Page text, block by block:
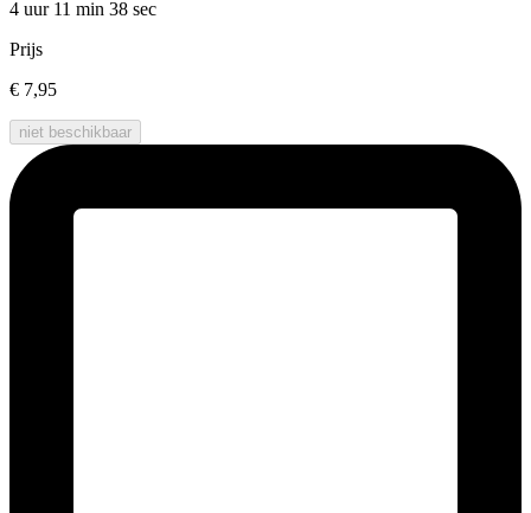
4 uur 11 min 38 sec
Prijs
€ 7,95
niet beschikbaar